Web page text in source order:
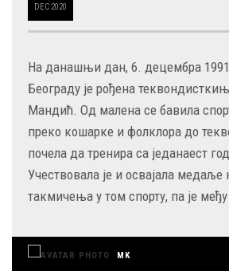
DEC 2020
На данашњи дан, 6. децембра
Београду је рођена
Мандић. Од малена се бавила
преко кошарке и фолклора до
почела да тренира са једанаест
Учествовала је и освајала
такмичења у том спорту, па је међу
MK